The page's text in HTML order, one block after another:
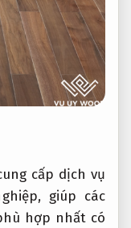
cấp dịch vụ
giúp các
hợp nhất có